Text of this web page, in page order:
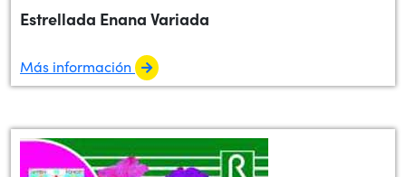
Estrellada Enana Variada
Más información